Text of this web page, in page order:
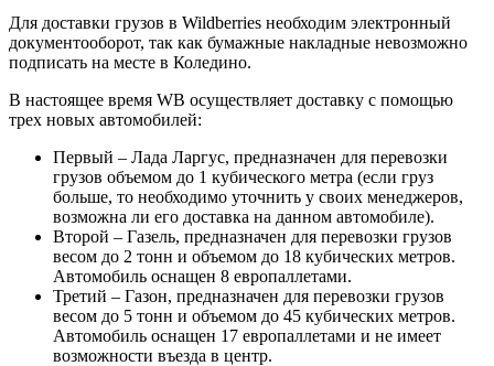
Для доставки грузов в Wildberries необходим электронный
документооборот, так как бумажные накладные невозможно
подписать на месте в Коледино.
В настоящее время WB осуществляет доставку с помощью
трех новых автомобилей:
Первый – Лада Ларгус, предназначен для перевозки
грузов объемом до 1 кубического метра (если груз
больше, то необходимо уточнить у своих менеджеров,
возможна ли его доставка на данном автомобиле).
Второй – Газель, предназначен для перевозки грузов
весом до 2 тонн и объемом до 18 кубических метров.
Автомобиль оснащен 8 европаллетами.
Третий – Газон, предназначен для перевозки грузов
весом до 5 тонн и объемом до 45 кубических метров.
Автомобиль оснащен 17 европаллетами и не имеет
возможности въезда в центр.